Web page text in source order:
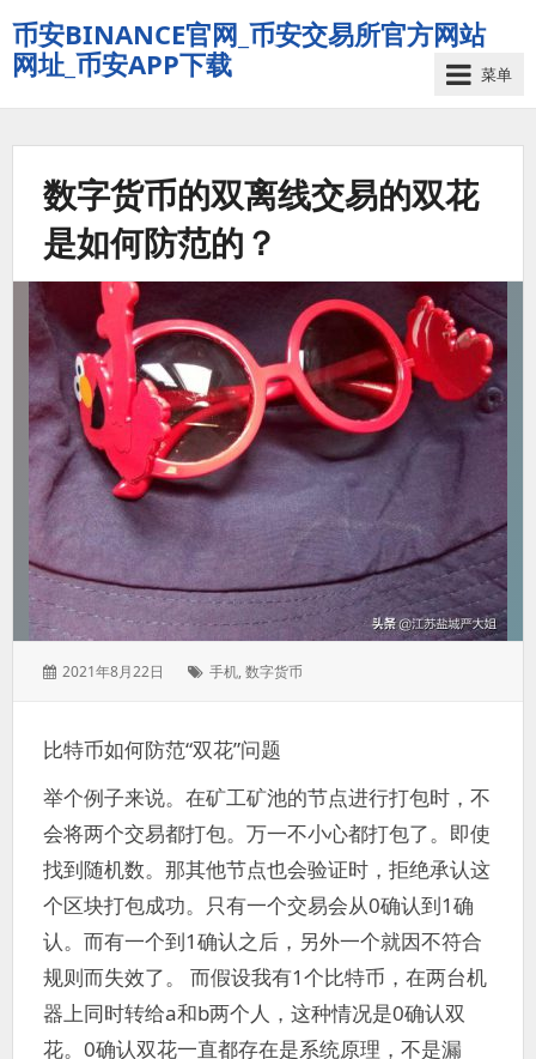
币安BINANCE官网_币安交易所官方网站
网址_币安APP下载
菜单
数字货币的双离线交易的双花
是如何防范的？
发
2021年8月22日
标
手机,数字货币
比特币如何防范“双花”问题
举个例子来说。在矿工矿池的节点进行打包时，不
会将两个交易都打包。万一不小心都打包了。即使
找到随机数。那其他节点也会验证时，拒绝承认这
个区块打包成功。只有一个交易会从0确认到1确
认。而有一个到1确认之后，另外一个就因不符合
规则而失效了。 而假设我有1个比特币，在两台机
器上同时转给a和b两个人，这种情况是0确认双
花。0确认双花一直都存在是系统原理，不是漏